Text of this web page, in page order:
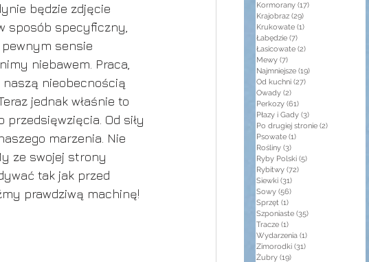
będzie zdjęcie
sposób specyficzny,
sensie
niebawem. Praca,
naszą nieobecnością
jednak właśnie to
Od siły
marzenia. Nie
ze swojej strony
tak jak przed
prawdziwą machinę!
Kormorany (17)
Krajobraz (29)
Krukowate (1)
Łabędzie (7)
Łasicowate (2)
Mewy (7)
Najmniejsze (19)
Od kuchni (27)
Owady (2)
Perkozy (61)
Płazy i Gady (3)
Po drugiej stronie (2)
Psowate (1)
Rośliny (3)
Ryby Polski (5)
Rybitwy (72)
Siewki (31)
Sowy (56)
Sprzęt (1)
Szponiaste (35)
Tracze (1)
Wydarzenia (1)
Zimorodki (31)
Żubry (19)